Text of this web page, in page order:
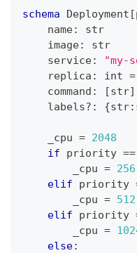
schema Deployment [
    name
:
str
    image
:
str
    service
: "my-
    replica
: int =
    command
: [str]
    labels
? : {str:
    _cpu
= 2048
if priority ==
        _cpu
= 256
elif priority
        _cpu
= 512
elif priority
        _cpu
= 1
else: